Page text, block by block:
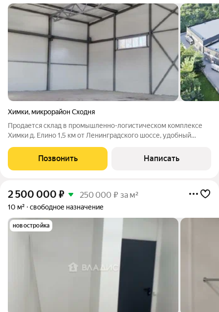
Химки, микрорайон Сходня
Продается склад в промышленно-логистическом комплексе
Химки д. Елино 1,5 км от Ленинградского шоссе, удобный
Шереметьево всего 15 минут на авто. Категория земель:
земли населенных пунктов,
Позвонить Написать
2 500 000 ₽ 250 000 ₽ за м²
10 м² свободное назначение
новостройка